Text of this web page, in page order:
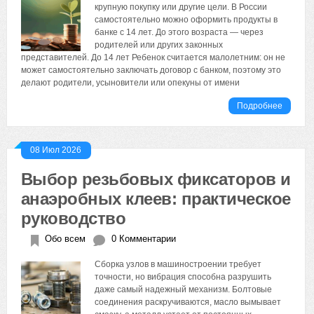
крупную покупку или другие цели. В России
самостоятельно можно оформить продукты в
банке с 14 лет. До этого возраста — через
родителей или других законных
представителей. До 14 лет Ребенок считается малолетним: он не
может самостоятельно заключать договор с банком, поэтому это
делают родители, усыновители или опекуны от имени
Подробнее
08 Июл 2026
Выбор резьбовых фиксаторов и
анаэробных клеев: практическое
руководство
Обо всем 0 Комментарии
Сборка узлов в машиностроении требует
точности, но вибрация способна разрушить
даже самый надежный механизм. Болтовые
соединения раскручиваются, масло вымывает